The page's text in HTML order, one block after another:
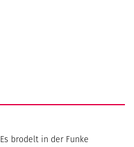
Es brodelt in der Funke